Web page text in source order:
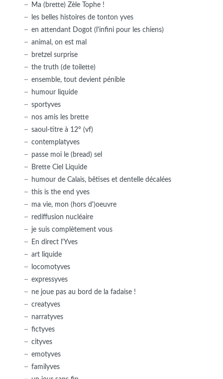
Ma (brette) Zèle Tophe !
les belles histoires de tonton yves
en attendant Dogot (l'infini pour les chiens)
animal, on est mal
bretzel surprise
the truth (de toilette)
ensemble, tout devient pénible
humour liquide
sportyves
nos amis les brette
saoul-titre à 12° (vf)
contemplatyves
passe moi le (bread) sel
Brette Ciel Liquide
humour de Calais, bêtises et dentelle décalées
this is the end yves
ma vie, mon (hors d')oeuvre
rediffusion nucléaire
je suis complètement vous
En direct l'Yves
art liquide
locomotyves
expressyves
ne joue pas au bord de la fadaise !
creatyves
narratyves
fictyves
cityves
emotyves
familyves